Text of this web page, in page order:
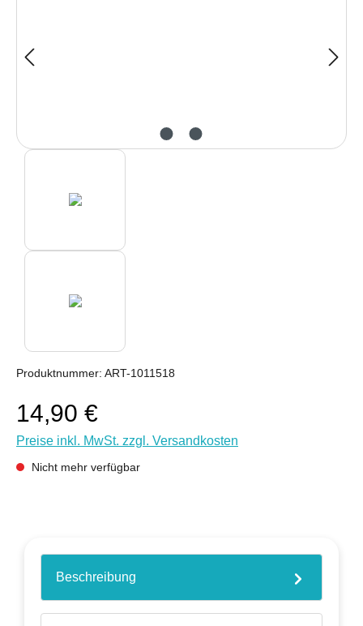
Produktnummer: ART-1011518
14,90 €
Preise inkl. MwSt. zzgl. Versandkosten
Nicht mehr verfügbar
Beschreibung